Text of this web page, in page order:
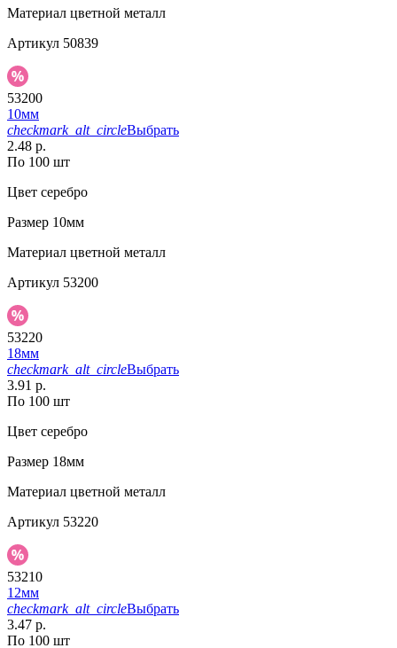
Материал цветной металл
Артикул 50839
53200
10мм
checkmark_alt_circleВыбрать
2.48 р.
По 100 шт
Цвет серебро
Размер 10мм
Материал цветной металл
Артикул 53200
53220
18мм
checkmark_alt_circleВыбрать
3.91 р.
По 100 шт
Цвет серебро
Размер 18мм
Материал цветной металл
Артикул 53220
53210
12мм
checkmark_alt_circleВыбрать
3.47 р.
По 100 шт